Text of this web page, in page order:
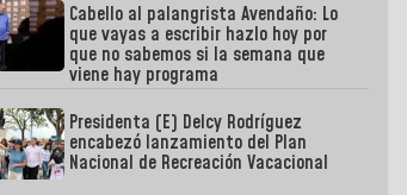
Cabello al palangrista Avendaño: Lo
que vayas a escribir hazlo hoy por
que no sabemos si la semana que
viene hay programa
Presidenta (E) Delcy Rodríguez
encabezó lanzamiento del Plan
Nacional de Recreación Vacacional